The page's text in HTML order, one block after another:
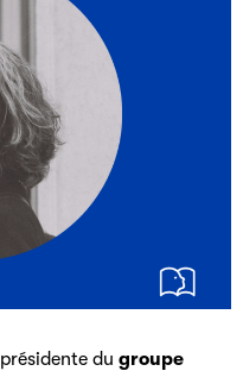
présidente du groupe